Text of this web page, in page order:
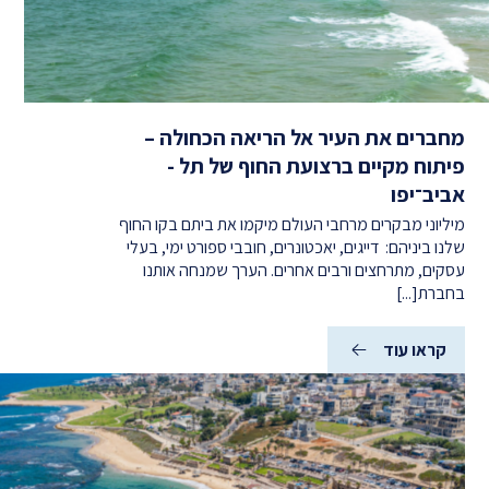
מחברים את העיר אל הריאה הכחולה –
פיתוח מקיים ברצועת החוף של תל -
אביב־יפו
מיליוני מבקרים מרחבי העולם מיקמו את ביתם בקו החוף
שלנו ביניהם: דייגים, יאכטונרים, חובבי ספורט ימי, בעלי
עסקים, מתרחצים ורבים אחרים. הערך שמנחה אותנו
בחברת[...]
קראו עוד
(מחברים
את
העיר
אל
הריאה
הכחולה